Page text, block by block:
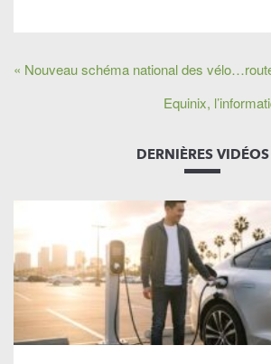
« Nouveau schéma national des
Equinix,
DERNIÈRES VIDÉOS